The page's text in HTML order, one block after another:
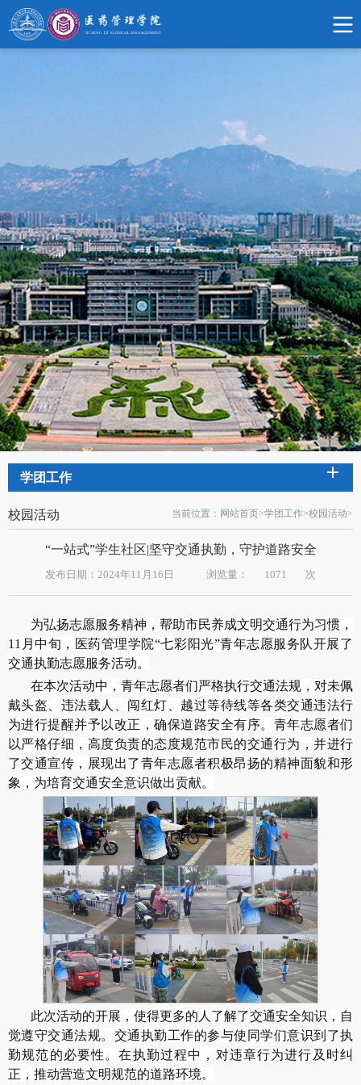
学团工作
校园活动 当前位置： 网站首页>学团工作>校园活动>
“一站式”学生社区|坚守交通执勤，守护道路安全
发布日期：2024年11月16日 浏览量： 1071 次
为弘扬志愿服务精神，帮助市民养成文明交通行为习惯，
11月中旬，医药管理学院“七彩阳光”青年志愿服务队开展了
交通执勤志愿服务活动。
在本次活动中，青年志愿者们严格执行交通法规，对未佩
戴头盔、违法载人、闯红灯、越过等待线等各类交通违法行
为进行提醒并予以改正，确保道路安全有序。青年志愿者们
以严格仔细，高度负责的态度规范市民的交通行为，并进行
了交通宣传，展现出了青年志愿者积极昂扬的精神面貌和形
象，为培育交通安全意识做出贡献。
此次活动的开展，使得更多的人了解了交通安全知识，自
觉遵守交通法规。交通执勤工作的参与使同学们意识到了执
勤规范的必要性。在执勤过程中，对违章行为进行及时纠
正，推动营造文明规范的道路环境。